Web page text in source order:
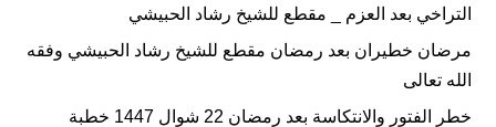
التراخي بعد العزم _ مقطع للشيخ رشاد الحبيشي
مرضان خطيران بعد رمضان مقطع للشيخ رشاد الحبيشي وفقه
الله تعالى
خطر الفتور والانتكاسة بعد رمضان 22 شوال 1447 خطبة